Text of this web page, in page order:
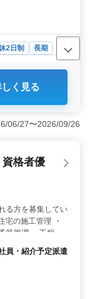
していきます！！
おります〜
2日制
長期
紹介予定派遣社員
中川郡本別町
募集中です。中
を歓迎してい
ルバイト・派
います。シニ
週休2日制、通
ています。賞
れます。産業環
。
しく見る
06/27〜2026/09/26
格者優
る方を募集してい
宅の施工管理 ・
算管理 ・工程の
ェックと調整 ・
の手配 ・変更へ
ど 木造、鉄骨
せします! お客様
員・紹介予定派遣